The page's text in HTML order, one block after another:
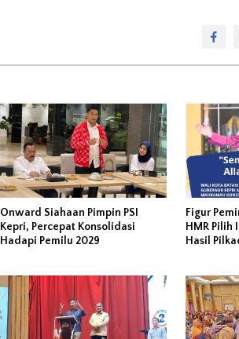
Onward Siahaan Pimpin PSI
Kepri, Percepat Konsolidasi
Hadapi Pemilu 2029
Figur
HMR Pilih
Hasil